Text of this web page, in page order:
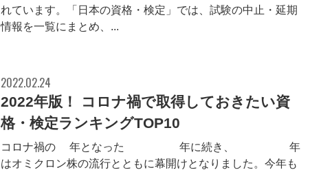
れています。「日本の資格・検定」では、試験の中止・延期
情報を一覧にまとめ、...
2022.02.24
2022年版！ コロナ禍で取得しておきたい資
格・検定ランキングTOP10
コロナ禍の1年となった2021年に続き、2022年
はオミクロン株の流行とともに幕開けとなりました。今年も